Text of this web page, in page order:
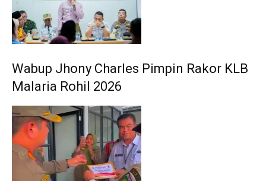
Wabup Jhony Charles Pimpin Rakor KLB
Malaria Rohil 2026